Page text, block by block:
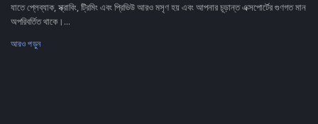
যাতে প্লেব্যাক, স্ক্রাবিং, ট্রিমিং এবং প্রিভিউ আরও মসৃণ হয় এবং আপনার চূড়ান্ত এক্সপোর্টের গুণগত মান
অপরিবর্তিত থাকে।...
আরও পড়ুন